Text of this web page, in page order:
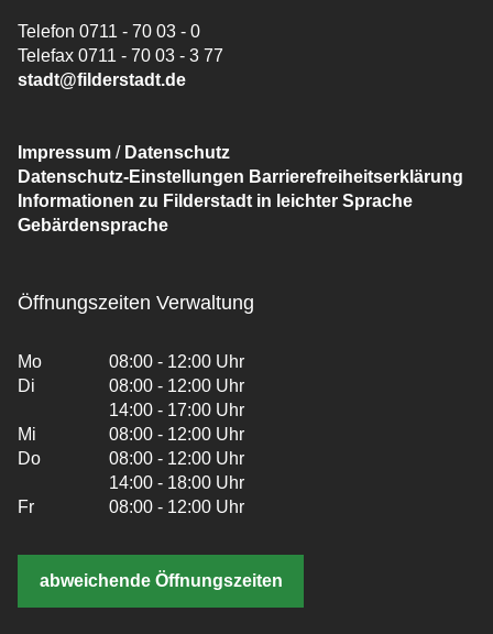
Telefon 0711 - 70 03 - 0
Telefax 0711 - 70 03 - 3 77
stadt@filderstadt.de
Impressum / Datenschutz
Datenschutz-Einstellungen Barrierefreiheitserklärung
Informationen zu Filderstadt in leichter Sprache
Gebärdensprache
Öffnungszeiten Verwaltung
Mo
08:00 - 12:00 Uhr
Di
08:00 - 12:00 Uhr
14:00 - 17:00 Uhr
Mi
08:00 - 12:00 Uhr
Do
08:00 - 12:00 Uhr
14:00 - 18:00 Uhr
Fr
08:00 - 12:00 Uhr
abweichende Öffnungszeiten